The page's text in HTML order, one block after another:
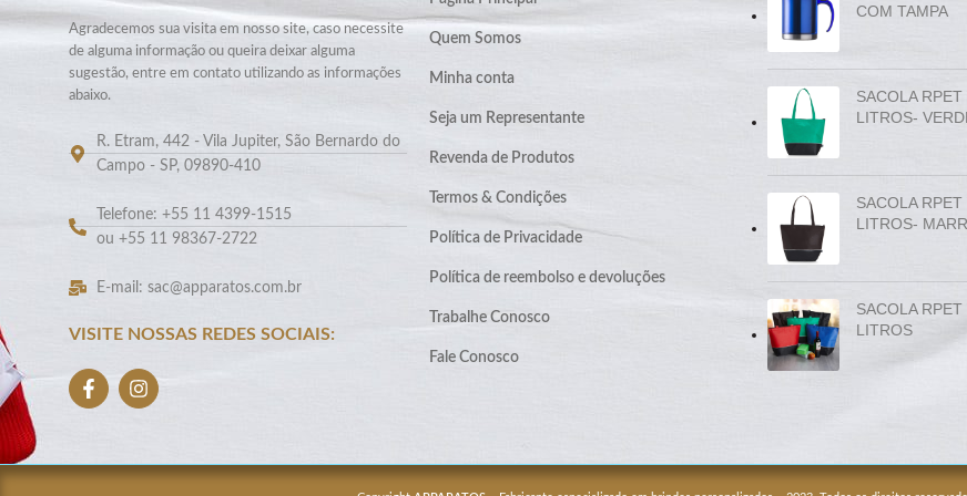
Agradecemos sua visita em nosso site, caso necessite
de alguma informação ou queira deixar alguma
sugestão, entre em contato utilizando as informações
abaixo.
R. Etram, 442 - Vila Jupiter, São Bernardo do
Campo - SP, 09890-410
Telefone: +55 11 4399-1515
ou +55 11 98367-2722
E-mail: sac@apparatos.com.br
VISITE NOSSAS REDES SOCIAIS:
Quem Somos
Minha conta
Seja um Representante
Revenda de Produtos
Termos & Condições
Política de Privacidade
Política de reembolso e devoluções
Trabalhe Conosco
Fale Conosco
COM TAMPA
SACOLA
LITROS-
SACOLA
LITROS-
SACOLA
LITROS